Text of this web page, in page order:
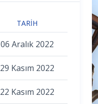
TARIH
06 Aralık 2022
29 Kasım 2022
22 Kasım 2022